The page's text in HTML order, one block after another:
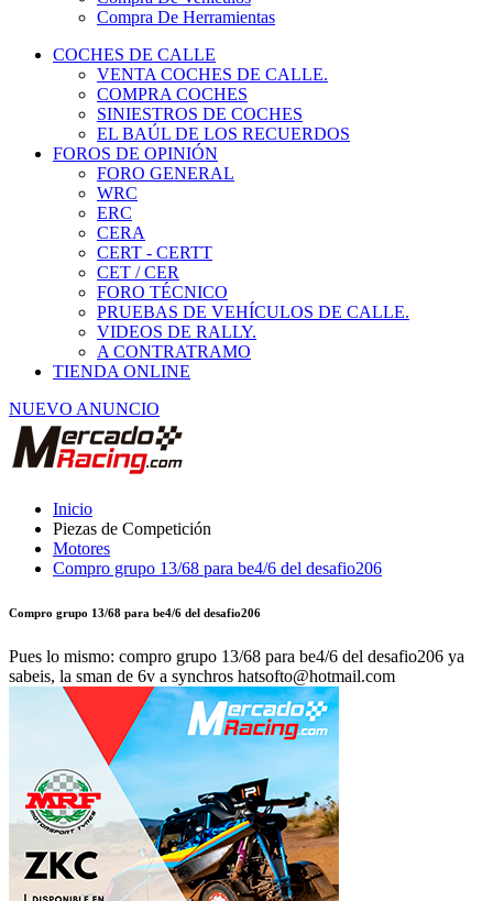
COCHES DE CALLE
VENTA COCHES DE CALLE.
COMPRA COCHES
SINIESTROS DE COCHES
EL BAÚL DE LOS RECUERDOS
FOROS DE OPINIÓN
FORO GENERAL
WRC
ERC
CERA
CERT - CERTT
CET / CER
FORO TÉCNICO
PRUEBAS DE VEHÍCULOS DE CALLE.
VIDEOS DE RALLY.
A CONTRATRAMO
TIENDA ONLINE
NUEVO ANUNCIO
Piezas de Competición
Motores
Compro grupo 13/68 para be4/6 del desafio206
sabeis, la sman de 6v a synchros hatsofto@hotmail.com